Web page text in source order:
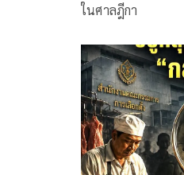
ในศาลฎีกา